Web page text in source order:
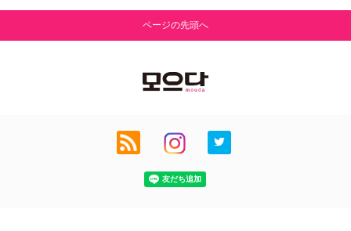
ページの先頭へ